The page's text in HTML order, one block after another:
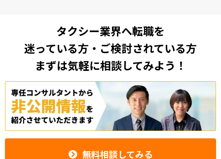
タクシー業界へ転職を
迷っている方・ご検討されている方
まずは気軽に相談してみよう！
無料相談してみる